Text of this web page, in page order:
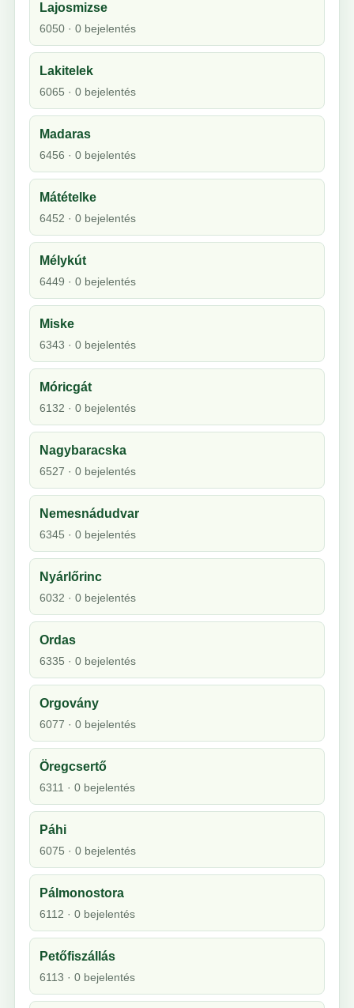
Lajosmizse
6050 · 0 bejelentés
Lakitelek
6065 · 0 bejelentés
Madaras
6456 · 0 bejelentés
Mátételke
6452 · 0 bejelentés
Mélykút
6449 · 0 bejelentés
Miske
6343 · 0 bejelentés
Móricgát
6132 · 0 bejelentés
Nagybaracska
6527 · 0 bejelentés
Nemesnádudvar
6345 · 0 bejelentés
Nyárlőrinc
6032 · 0 bejelentés
Ordas
6335 · 0 bejelentés
Orgovány
6077 · 0 bejelentés
Öregcsertő
6311 · 0 bejelentés
Páhi
6075 · 0 bejelentés
Pálmonostora
6112 · 0 bejelentés
Petőfiszállás
6113 · 0 bejelentés